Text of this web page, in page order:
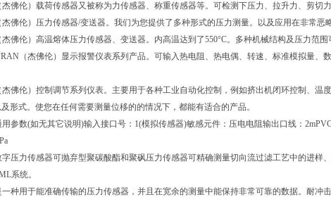
杰佛伦）载荷传感器又被称为力传感器、称重传感器等。可检测下压力、拉升力、剪切
佛伦）压力传感器/变送器。我们为您提供了多种形式的压力测量。以及应用在非常恶
杰佛伦）高温熔体压力传感器、变送器。内高温达到了550°C。多种机械结构及压力范
（杰佛伦）显示报警仪表系列产品。可输入热电阻、热电偶、转速、标准模拟量、
杰佛伦）控制调节系列仪表。主要用于各种工业自动化控制，例如挤出机闭环控制、温
形式。使您在任何需要测量位移的的情况下，都能有适合的产品。
参数(如无其它说明)输入接口号：1(模拟传感器)敏感元件：压电电阻输出口线：
压力传感器可抛弃型聚碳酸酯和聚砜压力传感器可精确测量切向流过滤工艺中的进样
系统。
一种用于能准确传输的压力传感器，并且在宽余的测量中能保持非常可靠的数据。耐冲